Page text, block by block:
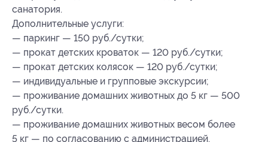
санатория.
Дополнительные услуги:
— паркинг — 150 руб./сутки;
— прокат детских кроваток — 120 руб./сутки;
— прокат детских колясок — 120 руб./сутки;
— индивидуальные и групповые экскурсии;
— проживание домашних животных до 5 кг — 500
руб./сутки.
— проживание домашних животных весом более
5 кг — по согласованию с администрацией.